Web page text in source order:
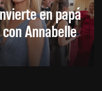
en papá
Annabelle